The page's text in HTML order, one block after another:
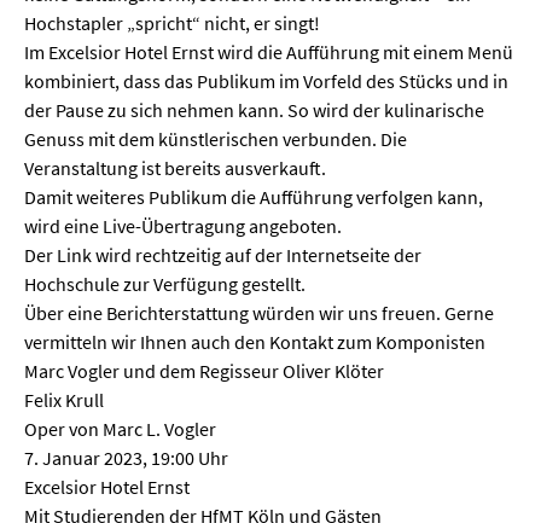
Hochstapler „spricht“ nicht, er singt!
Im Excelsior Hotel Ernst wird die Aufführung mit einem Menü
kombiniert, dass das Publikum im Vorfeld des Stücks und in
der Pause zu sich nehmen kann. So wird der kulinarische
Genuss mit dem künstlerischen verbunden. Die
Veranstaltung ist bereits ausverkauft.
Damit weiteres Publikum die Aufführung verfolgen kann,
wird eine Live-Übertragung angeboten.
Der Link wird rechtzeitig auf der Internetseite der
Hochschule zur Verfügung gestellt.
Über eine Berichterstattung würden wir uns freuen. Gerne
vermitteln wir Ihnen auch den Kontakt zum Komponisten
Marc Vogler und dem Regisseur Oliver Klöter
Felix Krull
Oper von Marc L. Vogler
7. Januar 2023, 19:00 Uhr
Excelsior Hotel Ernst
Mit Studierenden der HfMT Köln und Gästen